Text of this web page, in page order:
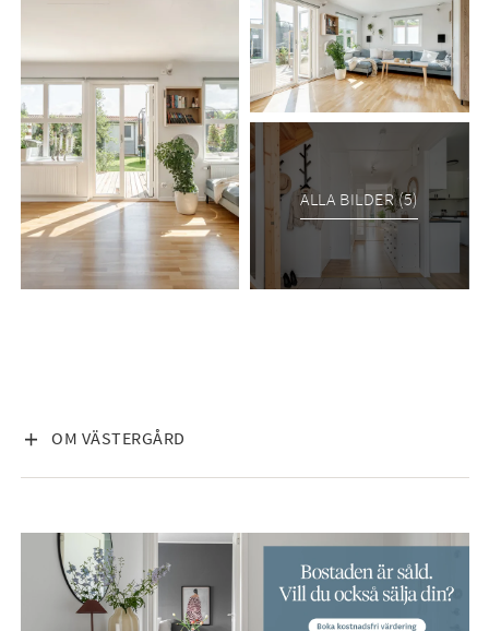
ALLA BILDER (5)
OM VÄSTERGÅRD
VISA INNEHÅLL